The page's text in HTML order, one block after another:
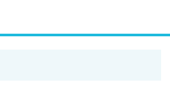
算契約期間または更新回